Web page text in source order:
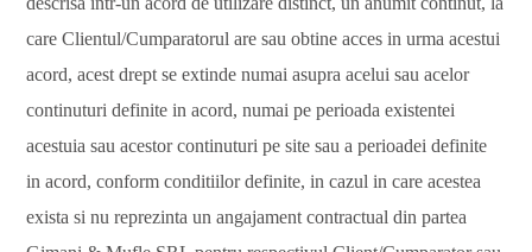
care Clientul/Cumparatorul are sau obtine acces in urma acestui
acord, acest drept se extinde numai asupra acelui sau acelor
continuturi definite in acord, numai pe perioada existentei
acestuia sau acestor continuturi pe site sau a perioadei definite
in acord, conform conditiilor definite, in cazul in care acestea
exista si nu reprezinta un angajament contractual din partea